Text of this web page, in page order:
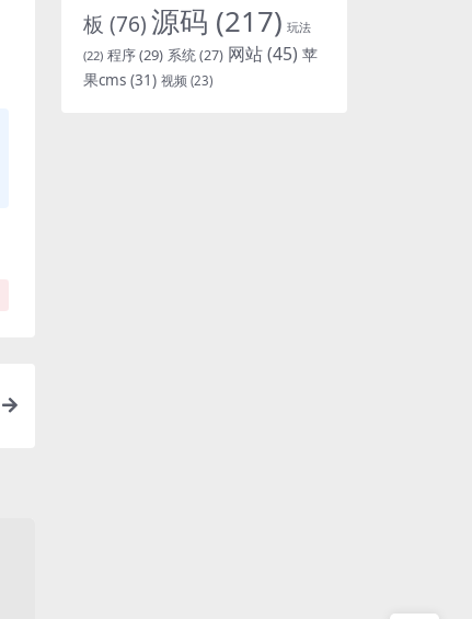
板 (76)源码 (217) 玩法
(22) 程序(29) 系统(27) 网站(45) 苹
果cms (31) 视频 (23)